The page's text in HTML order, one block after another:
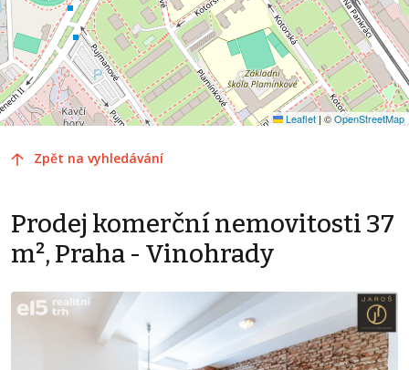
Leaflet|©OpenStreetMap
Zpět na vyhledávání
Prodej komerční nemovitosti 37
m², Praha - Vinohrady